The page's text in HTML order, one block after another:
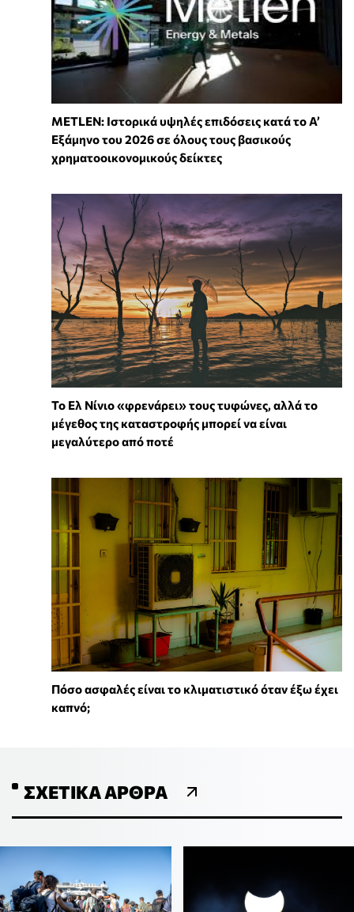
METLEN: Ιστορικά υψηλές επιδόσεις κατά το Α’
Εξάμηνο του 2026 σε όλους τους βασικούς
χρηματοοικονομικούς δείκτες
Το Ελ Νίνιο «φρενάρει» τους τυφώνες, αλλά το
μέγεθος της καταστροφής μπορεί να είναι
μεγαλύτερο από ποτέ
Πόσο ασφαλές είναι το κλιματιστικό όταν έξω έχει
καπνό;
ΣΧΕΤΙΚΆ ΆΡΘΡΑ